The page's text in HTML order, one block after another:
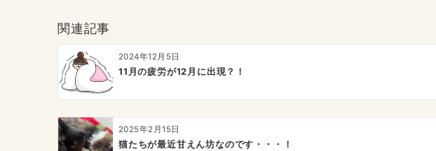
ゲ
ー
シ
ョ
ン
関連記事
2024年12月5日
11月の疲労が12月に出現？！
2025年2月15日
猫たちが最近甘えん坊なのです・・・！